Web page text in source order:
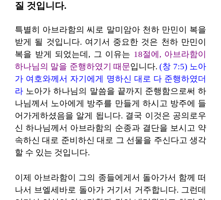
질 것입니다.
특별히 아브라함의 씨로 말미암아 천하 만민이 복을
받게 될 것입니다. 여기서 중요한 것은 천하 만민이
복을 받게 되었는데, 그 이유는 18절에, 아브라함이
하나님의 말을 준행하였기 때문입니다.(창 7:5) 노아
가 여호와께서 자기에게 명하신 대로 다 준행하였더
라 노아가 하나님의 말씀을 끝까지 준행함으로써 하
나님께서 노아에게 방주를 만들게 하시고 방주에 들
어가게하셨음을 알게 됩니다. 결국 이것은 공의로우
신 하나님께서 아브라함의 순종과 결단을 보시고 약
속하신 대로 준비하신 대로 그 선물을 주신다고 생각
할 수 있는 것입니다.
이제 아브라함이 그의 종들에게서 돌아가서 함께 떠
나서 브엘세바로 돌아가 거기서 거주합니다. 그런데